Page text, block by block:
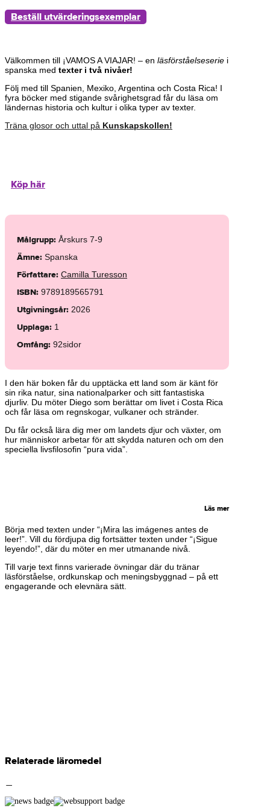
Beställ utvärderingsexemplar
Välkommen till ¡VAMOS A VIAJAR! – en läsförståelseserie i
spanska med texter i två nivåer!
Följ med till Spanien, Mexiko, Argentina och Costa Rica! I
fyra böcker med stigande svårighetsgrad får du läsa om
ländernas historia och kultur i olika typer av texter.
Träna glosor och uttal på Kunskapskollen!
Köp här
Målgrupp: Årskurs 7-9
Ämne: Spanska
Författare: Camilla Turesson
ISBN: 9789189565791
Utgivningsår: 2026
Upplaga: 1
Omfång: 92sidor
I den här boken får du upptäcka ett land som är känt för
sin rika natur, sina nationalparker och sitt fantastiska
djurliv. Du möter Diego som berättar om livet i Costa Rica
och får läsa om regnskogar, vulkaner och stränder.
Du får också lära dig mer om landets djur och växter, om
hur människor arbetar för att skydda naturen och om den
speciella livsfilosofin “pura vida”.
Läs mer
Börja med texten under “¡Mira las imágenes antes de
leer!”. Vill du fördjupa dig fortsätter texten under “¡Sigue
leyendo!”, där du möter en mer utmanande nivå.
Till varje text finns varierade övningar där du tränar
läsförståelse, ordkunskap och meningsbyggnad – på ett
engagerande och elevnära sätt.
Relaterade läromedel